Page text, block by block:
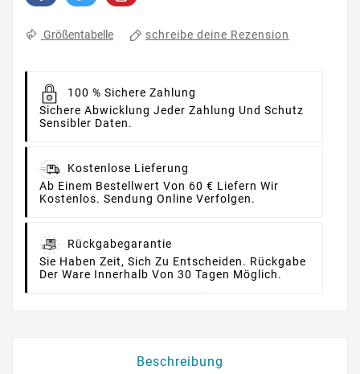
Größentabelle schreibe deine Rezension
100 % Sichere Zahlung
Sichere Abwicklung Jeder Zahlung Und Schutz
Sensibler Daten.
Kostenlose Lieferung
Ab Einem Bestellwert Von 60 € Liefern Wir
Kostenlos. Sendung Online Verfolgen.
Rückgabegarantie
Sie Haben Zeit, Sich Zu Entscheiden. Rückgabe
Der Ware Innerhalb Von 30 Tagen Möglich.
Beschreibung